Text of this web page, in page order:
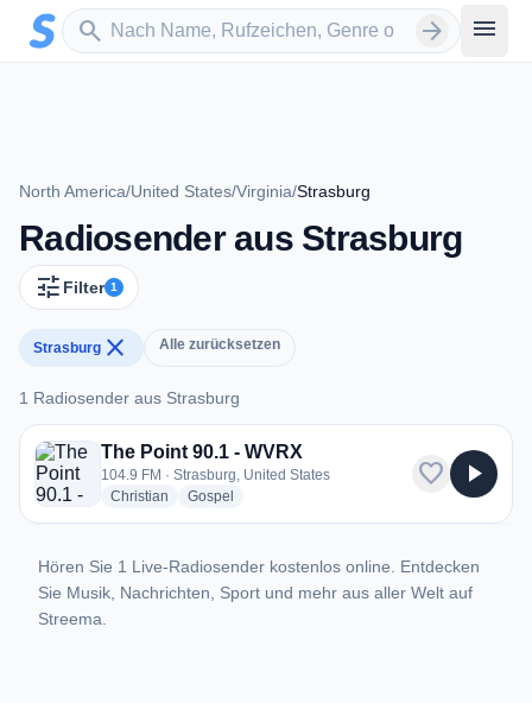
Zum Hauptinhalt springen
search
Sender suchen arrow_forward menu
North America/United States/Virginia/Strasburg
Radiosender aus Strasburg
tune Filter 1
Strasburg close Alle zurücksetzen
1 Radiosender aus Strasburg
1 Radiosender aus Strasburg
The Point 90.1 - WVRX
104.9 FM · Strasburg, United States
Christian radio stations
Gospel
favorite play_arrow
Hören Sie 1 Live-Radiosender kostenlos online. Entdecken
Sie Musik, Nachrichten, Sport und mehr aus aller Welt auf
Streema.